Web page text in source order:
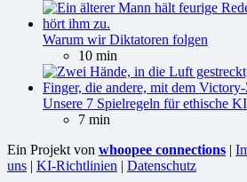
Warum wir Diktatoren folgen
10 min
Unsere 7 Spielregeln für ethische KI
7 min
Ein Projekt von whoopee connections |
uns | KI-Richtlinien | Datenschutz